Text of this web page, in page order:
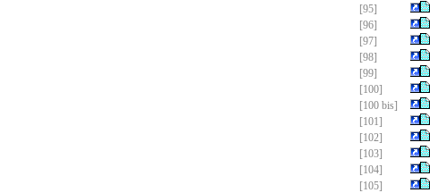
[95]
[96]
[97]
[98]
[99]
[100]
[100 bis]
[101]
[102]
[103]
[104]
[105]